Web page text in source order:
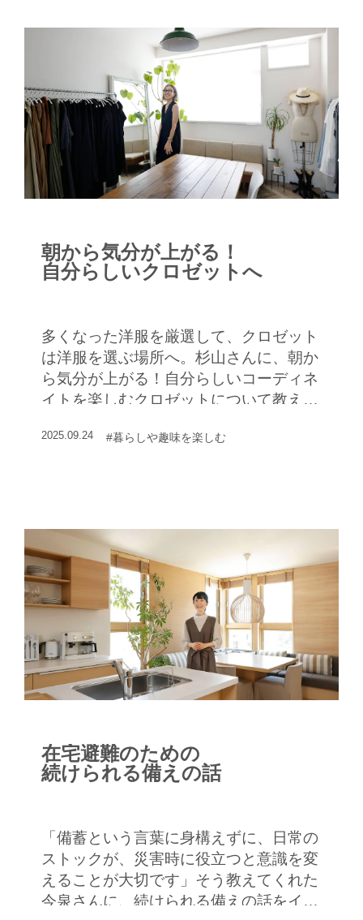
朝から気分が上がる！
自分らしいクロゼットへ
多くなった洋服を厳選して、クロゼット
は洋服を選ぶ場所へ。杉山さんに、朝か
ら気分が上がる！自分らしいコーディネ
イトを楽しむクロゼットについて教えて
2025.09.24 #暮らしや趣味を楽しむ
在宅避難のための
続けられる備えの話
「備蓄という言葉に身構えずに、日常の
ストックが、災害時に役立つと意識を変
えることが大切です」そう教えてくれた
今泉さんに、続けられる備えの話をイン